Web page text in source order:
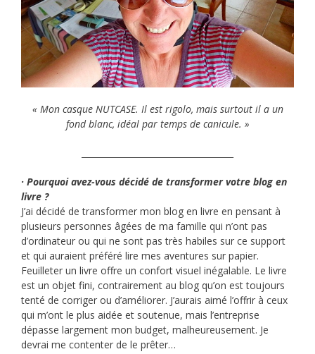
« Mon casque NUTCASE. Il est rigolo, mais surtout il a un
fond blanc, idéal par temps de canicule. »
· Pourquoi avez-vous décidé de transformer votre blog en
livre ?
J’ai décidé de transformer mon blog en livre en pensant à
plusieurs personnes âgées de ma famille qui n’ont pas
d’ordinateur ou qui ne sont pas très habiles sur ce support
et qui auraient préféré lire mes aventures sur papier.
Feuilleter un livre offre un confort visuel inégalable. Le livre
est un objet fini, contrairement au blog qu’on est toujours
tenté de corriger ou d’améliorer. J’aurais aimé l’offrir à ceux
qui m’ont le plus aidée et soutenue, mais l’entreprise
dépasse largement mon budget, malheureusement. Je
devrai me contenter de le prêter…